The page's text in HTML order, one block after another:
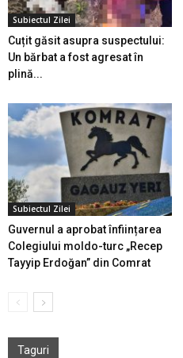
Subiectul Zilei
Cuțit găsit asupra suspectului:
Un bărbat a fost agresat în
plină...
Subiectul Zilei
Guvernul a aprobat înființarea
Colegiului moldo-turc „Recep
Tayyip Erdoğan” din Comrat
Taguri